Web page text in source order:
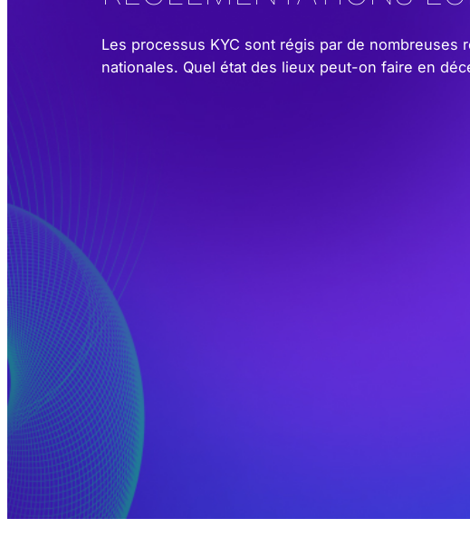
Les processus KYC sont régis par de nombreuses
nationales. Quel état des lieux peut-on faire en